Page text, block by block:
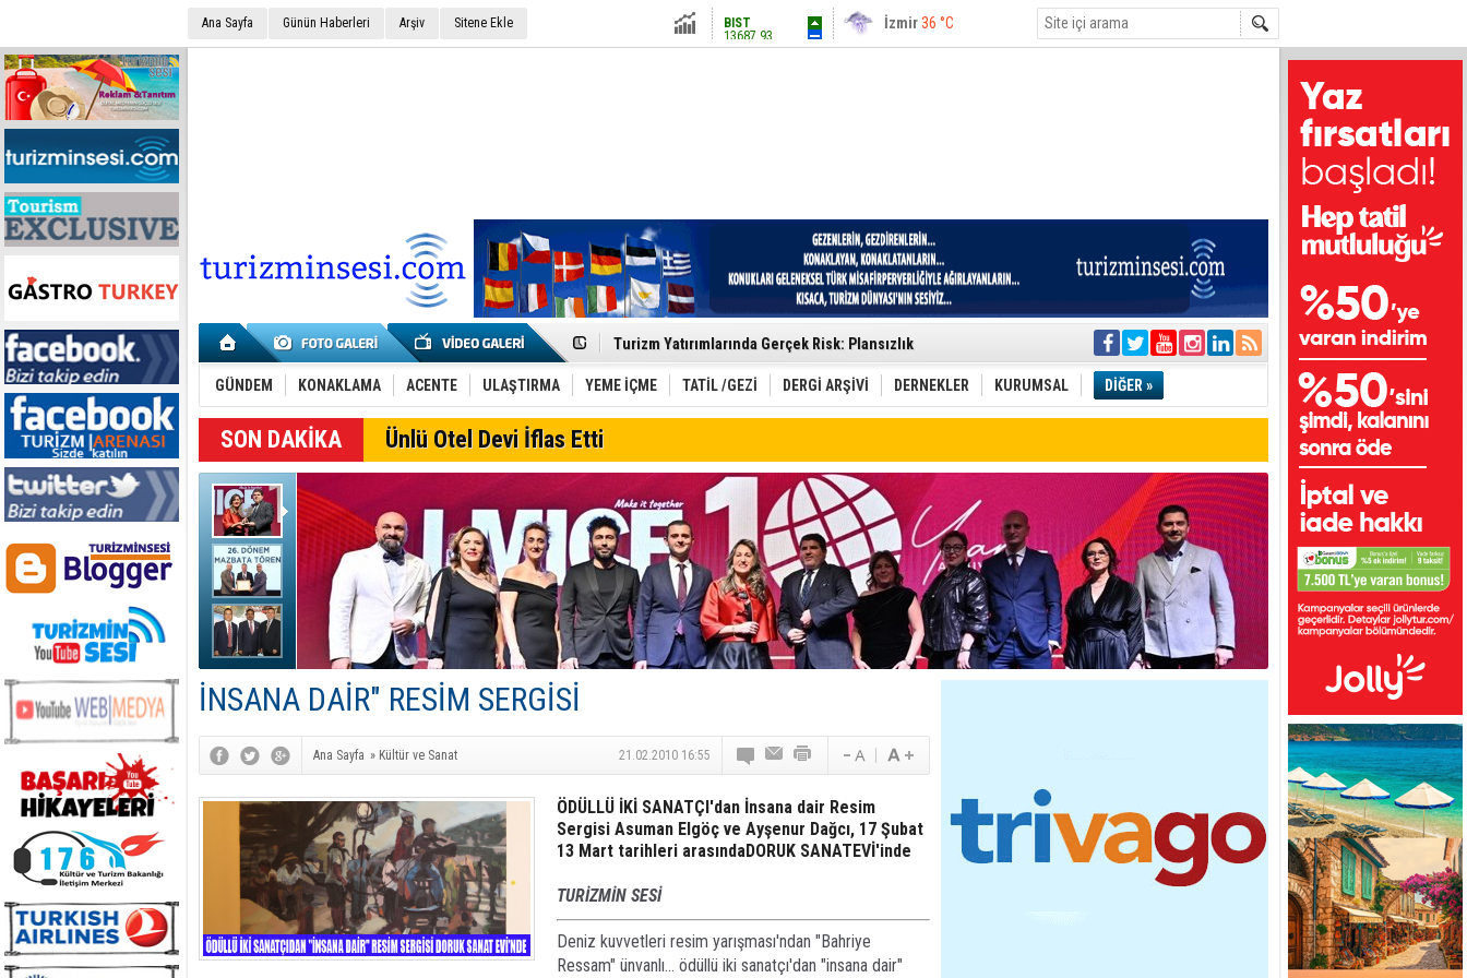
Ana Sayfa Günün Haberleri Arşiv Sitene Ekle
Altın6248.13 İstanbul 31 °C
Etkinlik sektörünün Çatı Kuruluşlardan İstanbul Zirvesi
Turizm Yatırımlarında Gerçek Risk: Plansızlık
Çelebi–THY İş Birliğiyle Kenya’da Güçleniyor
Global Yatırım Holding,%38 Artış: Net Kâr 46,5 Milyon Dolar
Yabancı Dijital Platformlara Ayrıcalık Yasası
Tatilsepeti’nden Villa Tatili Modeli
Jolly ile Mezopotamya’ya Yolculuk!
LÖSEV Yaz Okulu’nda Şifa ve Neşe
Turizm geliri ilk 6 ayda 25,7 milyar dolar oldu
Canovate’den Yeni Nesil Veri Merkezleri
Türk MICE Sektörüne Yeni Fırsatlar
TAV Havalimanları’ndan Yılın İlk Yarısında Rekor
SunExpress’ten Tatil Hamlesi
NG Grup, Domaniç’in Potansiyelini Vurguladı
GÜNDEM KONAKLAMA ACENTE ULAŞTIRMA YEME İÇME TATİL /GEZİ DERGİ ARŞİVİ DERNEKLER KURUMSAL DİĞER »
Ünlü Otel Devi İflas Etti
İNSANA DAİR" RESİM SERGİSİ
Ana Sayfa » Kültür ve Sanat 21.02.2010 16:55
ÖDÜLLÜ İKİ SANATÇI'dan İnsana dair Resim
Sergisi Asuman Elgöç ve Ayşenur Dağcı, 17 Şubat 
13 Mart tarihleri arasındaDORUK SANATEVİ'inde
TURİZMİN SESİ
Deniz kuvvetleri resim yarışması'ndan "Bahriye
Ressam" ünvanlı... ödüllü iki sanatçı'dan "insana dair"